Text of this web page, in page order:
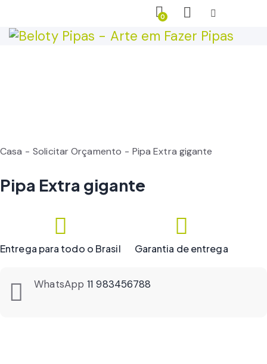
0
Casa Solicitar Orçamento Pipa Extra gigante
Pipa Extra gigante
Entrega para todo o Brasil Garantia de entrega
WhatsApp11 983456788